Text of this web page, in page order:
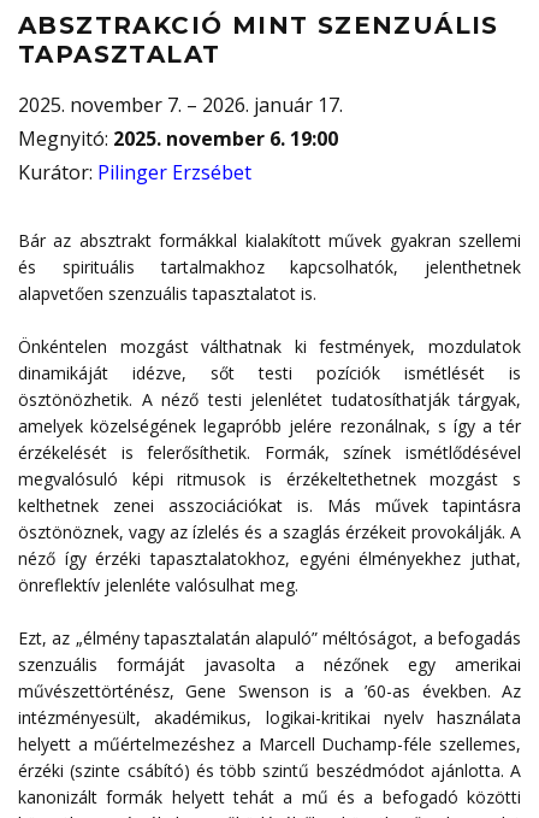
ABSZTRAKCIÓ MINT SZENZUÁLIS
TAPASZTALAT
2025. november 7. – 2026. január 17.
Megnyitó: 2025. november 6. 19:00
Kurátor: Pilinger Erzsébet
Bár az absztrakt formákkal kialakított művek gyakran szellemi
és spirituális tartalmakhoz kapcsolhatók, jelenthetnek
alapvetően szenzuális tapasztalatot is.
Önkéntelen mozgást válthatnak ki festmények, mozdulatok
dinamikáját idézve, sőt testi pozíciók ismétlését is
ösztönözhetik. A néző testi jelenlétet tudatosíthatják tárgyak,
amelyek közelségének legapróbb jelére rezonálnak, s így a tér
érzékelését is felerősíthetik. Formák, színek ismétlődésével
megvalósuló képi ritmusok is érzékeltethetnek mozgást s
kelthetnek zenei asszociációkat is. Más művek tapintásra
ösztönöznek, vagy az ízlelés és a szaglás érzékeit provokálják. A
néző így érzéki tapasztalatokhoz, egyéni élményekhez juthat,
önreflektív jelenléte valósulhat meg.
Ezt, az „élmény tapasztalatán alapuló” méltóságot, a befogadás
szenzuális formáját javasolta a nézőnek egy amerikai
művészettörténész, Gene Swenson is a ’60-as években. Az
intézményesült, akadémikus, logikai-kritikai nyelv használata
helyett a műértelmezéshez a Marcell Duchamp-féle szellemes,
érzéki (szinte csábító) és több szintű beszédmódot ajánlotta. A
kanonizált formák helyett tehát a mű és a befogadó közötti